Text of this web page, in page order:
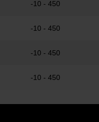
-10 - 450
-10 - 450
-10 - 450
-10 - 450